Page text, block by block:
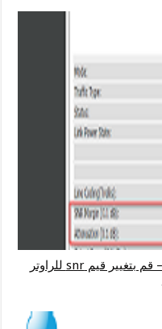
التلاعب بمؤشرات التشويش للمودم – قم بتغيير قيم snr للراوتر